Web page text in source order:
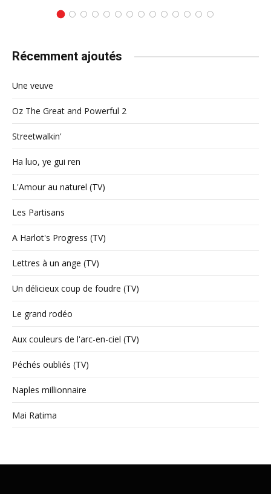
Récemment ajoutés
Une veuve
Oz The Great and Powerful 2
Streetwalkin'
Ha luo, ye gui ren
L'Amour au naturel (TV)
Les Partisans
A Harlot's Progress (TV)
Lettres à un ange (TV)
Un délicieux coup de foudre (TV)
Le grand rodéo
Aux couleurs de l'arc-en-ciel (TV)
Péchés oubliés (TV)
Naples millionnaire
Mai Ratima